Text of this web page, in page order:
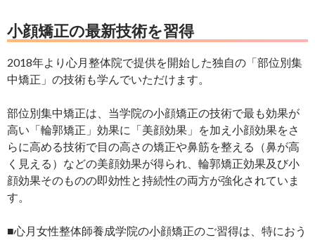
小顔矯正の最新技術を習得
2018年より心月整体院で提供を開始した独自の「部位別集
中矯正」の技術も学んでいただけます。
部位別集中矯正は、当学院の小顔矯正の技術で最も効果が
高い「輪郭矯正」効果に「美顔効果」を加え小顔効果をさ
らに高める技術で目の高さの矯正や鼻筋を整える（鼻が高
く見える）などの美顔効果が得られ、輪郭矯正効果及び小
顔効果そのものの即効性と持続性の両方が強化されていま
す。
■心月女性整体師養成学院の小顔矯正のご習得は、特におう